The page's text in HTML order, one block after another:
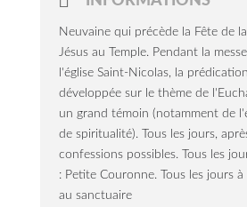
Neuvaine qui précède la Fête de
Jésus au Temple. Pendant la
l'église Saint-Nicolas, la
développée sur le thème de
un grand témoin (notamment de
de spiritualité). Tous les jours,
confessions possibles. Tous les
: Petite Couronne. Tous les jours
au sanctuaire